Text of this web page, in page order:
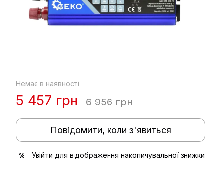
Немає в наявності
5 457 грн 6 956 грн
Повідомити, коли з'явиться
% Увійти для відображення накопичувальної знижки